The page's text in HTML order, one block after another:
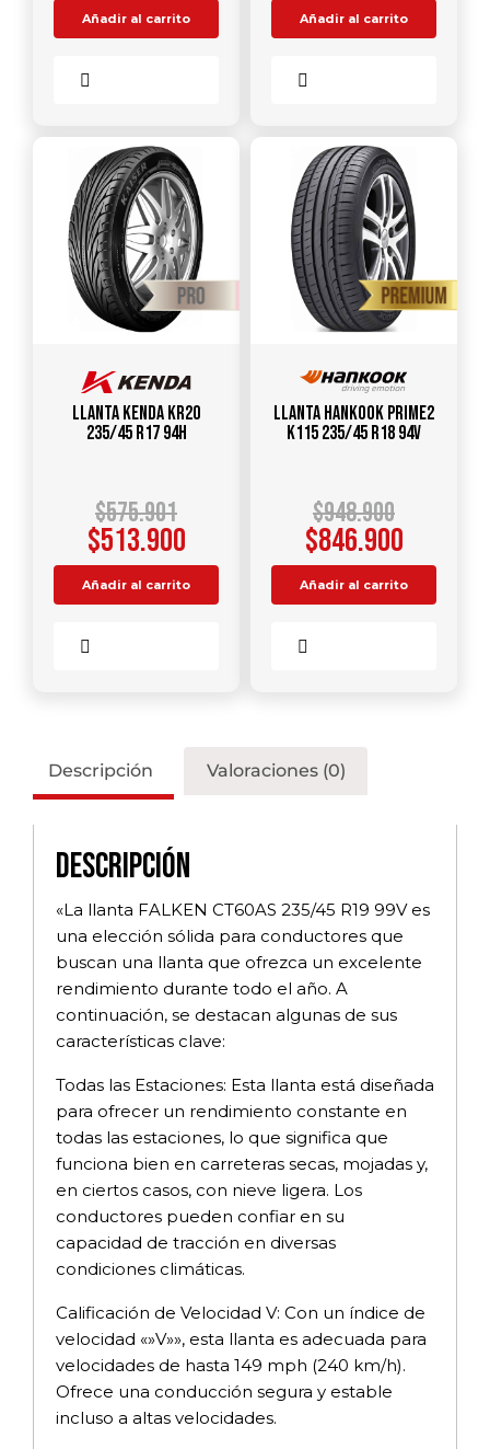
Añadir al carrito Añadir al carrito
Llanta KENDA KR20
235/45 R17 94H
$575.901
$513.900
Añadir al carrito
Llanta HANKOOK Prime2
K115 235/45 R18 94V
$948.900
$846.900
Añadir al carrito
Descripción Valoraciones (0)
Descripción
«La llanta FALKEN CT60AS 235/45 R19 99V es
una elección sólida para conductores que
buscan una llanta que ofrezca un excelente
rendimiento durante todo el año. A
continuación, se destacan algunas de sus
características clave:
Todas las Estaciones: Esta llanta está diseñada
para ofrecer un rendimiento constante en
todas las estaciones, lo que significa que
funciona bien en carreteras secas, mojadas y,
en ciertos casos, con nieve ligera. Los
conductores pueden confiar en su
capacidad de tracción en diversas
condiciones climáticas.
Calificación de Velocidad V: Con un índice de
velocidad «»V»», esta llanta es adecuada para
velocidades de hasta 149 mph (240 km/h).
Ofrece una conducción segura y estable
incluso a altas velocidades.